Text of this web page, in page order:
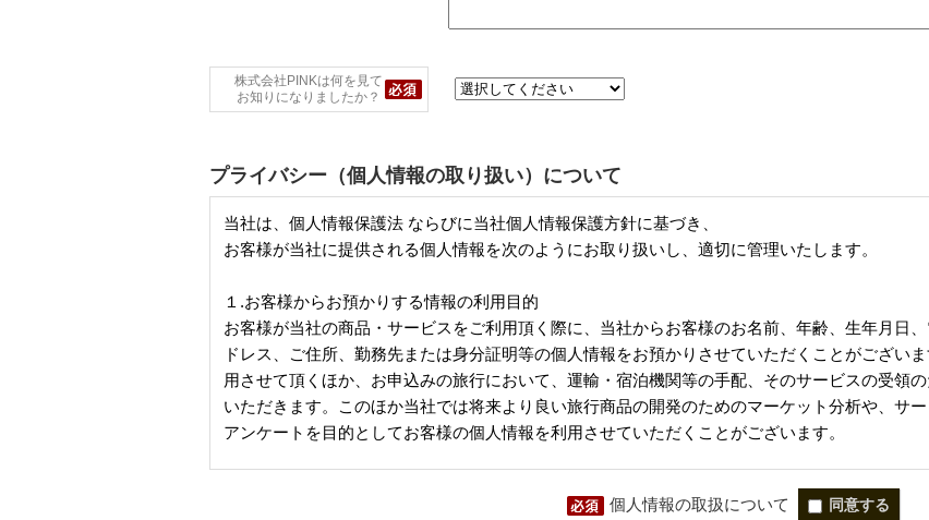
株式会社PINKは何を見て
お知りになりましたか？
プライバシー（個人情報の取り扱い）について
個人情報の取扱について 同意する